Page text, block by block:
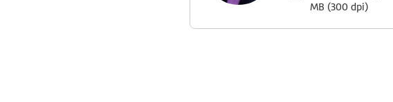
MB (300 dpi)